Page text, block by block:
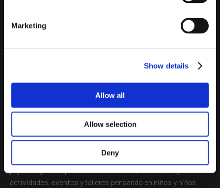
Marketing
Show details
Allow all
Allow selection
Deny
Fantástico lugar donde hacer una parada y disfrutar de un
buen café o comer algo mientras todos recargáis las pilas.
Cuenta con entretenimiento para los más pequeños como
actividades, eventos y talleres pensando en niños y niñas